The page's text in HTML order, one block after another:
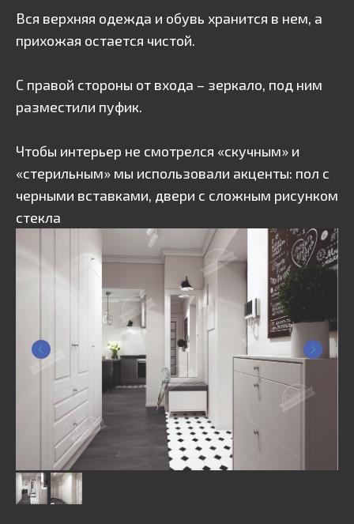
Вся верхняя одежда и обувь хранится в нем, а
прихожая остается чистой.
С правой стороны от входа – зеркало, под ним
разместили пуфик.
Чтобы интерьер не смотрелся «скучным» и
«стерильным» мы использовали акценты: пол с
черными вставками, двери с сложным рисунком
стекла